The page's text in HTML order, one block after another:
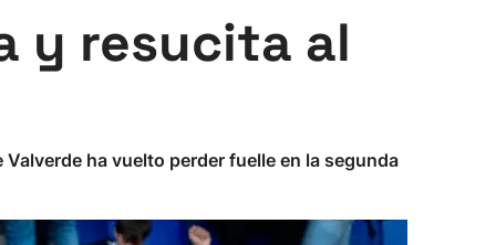
y resucita al
ha vuelto perder fuelle en la segunda